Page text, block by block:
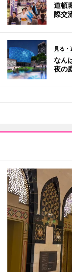
道頓
際交
見る・
なん
夜の